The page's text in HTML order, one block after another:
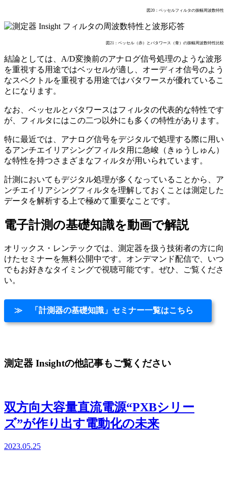
図20：ベッセルフィルタの振幅周波数特性
図21：ベッセル（赤）とバタワース（青）の振幅周波数特性比較
結論としては、A/D変換前のアナログ信号処理のような波形
を重視する用途ではベッセルが適し、オーディオ信号のよう
なスペクトルを重視する用途ではバタワースが優れているこ
とになります。
なお、ベッセルとバタワースはフィルタの代表的な特性です
が、フィルタにはこの二つ以外にも多くの特性があります。
特に最近では、アナログ信号をデジタルで処理する際に用い
るアンチエイリアシングフィルタ用に急峻（きゅうしゅん）
な特性を持つさまざまなフィルタが用いられています。
計測においてもデジタル処理が多くなっていることから、ア
ンチエイリアシングフィルタを理解しておくことは測定した
データを解析する上で極めて重要なことです。
電子計測の基礎知識を動画で解説
オリックス・レンテックでは、測定器を扱う技術者の方に向
けたセミナーを無料公開中です。オンデマンド配信で、いつ
でもお好きなタイミングで視聴可能です。ぜひ、ご覧くださ
い。
≫ 「計測器の基礎知識」セミナー一覧はこちら
測定器 Insightの他記事もご覧ください
双方向大容量直流電源“PXBシリー
ズ”が作り出す電動化の未来
2023.05.25